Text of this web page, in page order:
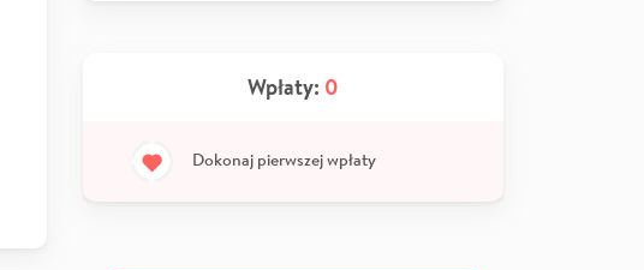
Wpłaty: 0
Dokonaj pierwszej wpłaty